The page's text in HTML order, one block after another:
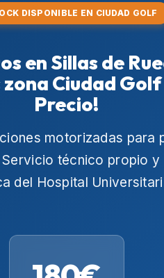
DISPONIBLE EN CIUDAD GOLF
en Sillas de
Ciudad Golf
Precio!
motorizadas para
Servicio técnico propio y
del Hospital